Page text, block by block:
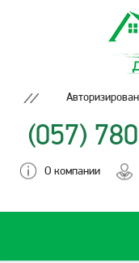
(057)
О компании